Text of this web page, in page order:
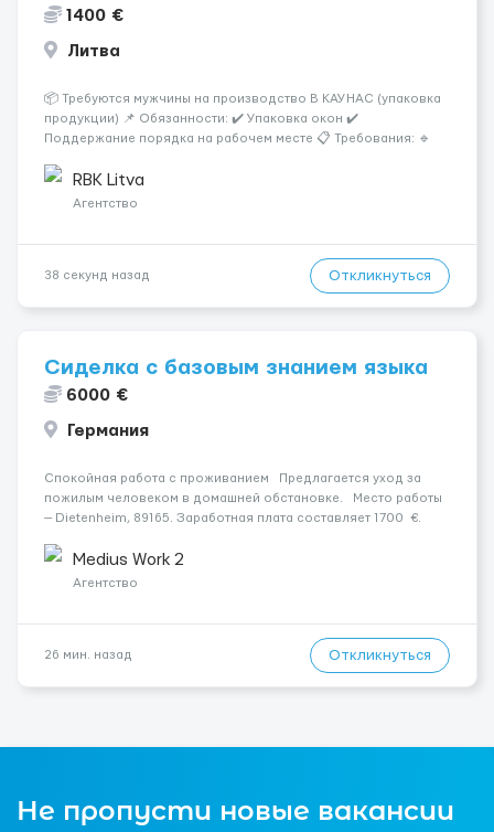
1400 €
Литва
📦 Требуются мужчины на производство В КАУНАС (упаковка
продукции) 📌 Обязанности: ✔️ Упаковка окон ✔️
Поддержание порядка на рабочем месте 📋 Требования: 🔹
Условия работы: 🕐 График: 5/2, по 8–10 часов 💶 Оплата: 7 €
RBK Litva
Агентство
38 секунд назад Откликнуться
Сиделка с базовым знанием языка
6000 €
Германия
Спокойная работа с проживанием Предлагается уход за
пожилым человеком в домашней обстановке. Место работы
— Dietenheim, 89165. Заработная плата составляет 1700 €.
Мобільний. Психологическое...
Medius Work 2
Агентство
26 мин. назад Откликнуться
Не пропусти новые вакансии